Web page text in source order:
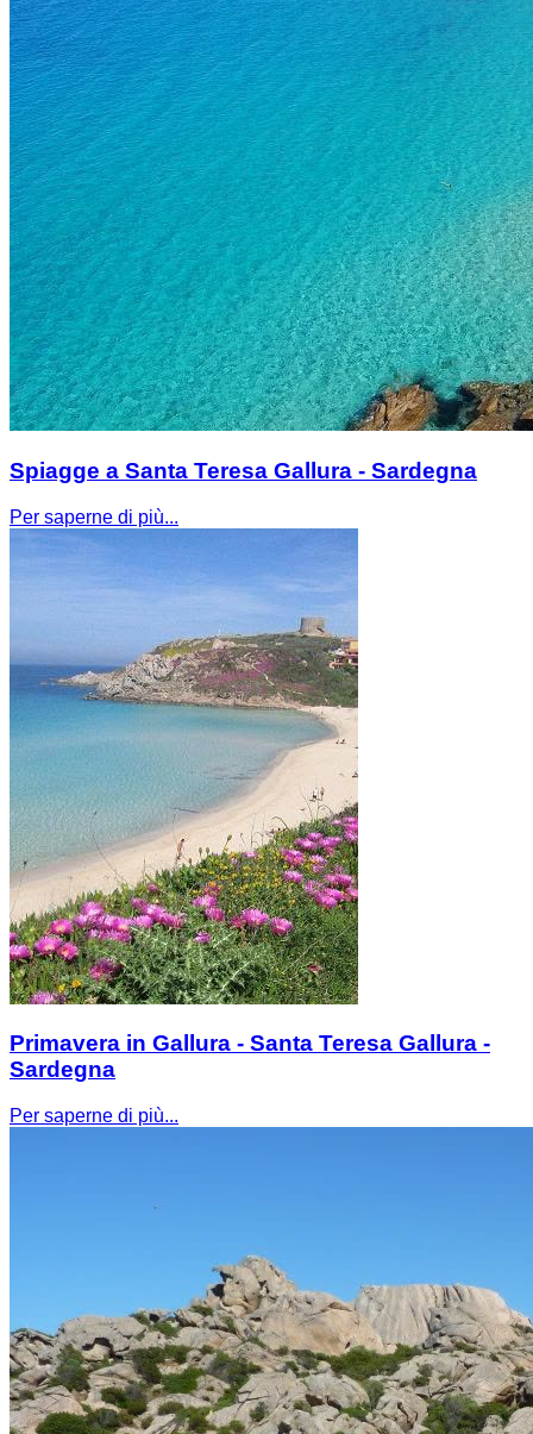
Spiagge a Santa Teresa Gallura - Sardegna
Per saperne di più...
Primavera in Gallura - Santa Teresa Gallura -
Sardegna
Per saperne di più...